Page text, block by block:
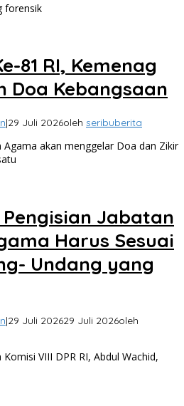
forensik
81 RI, Kemenag
Doa Kebangsaan
|29 Juli 2026oleh seribuberita
akan menggelar Doa dan Zikir
Jabatan
Harus Sesuai
Undang yang
|29 Juli 202629 Juli 2026oleh
VIII DPR RI, Abdul Wachid,